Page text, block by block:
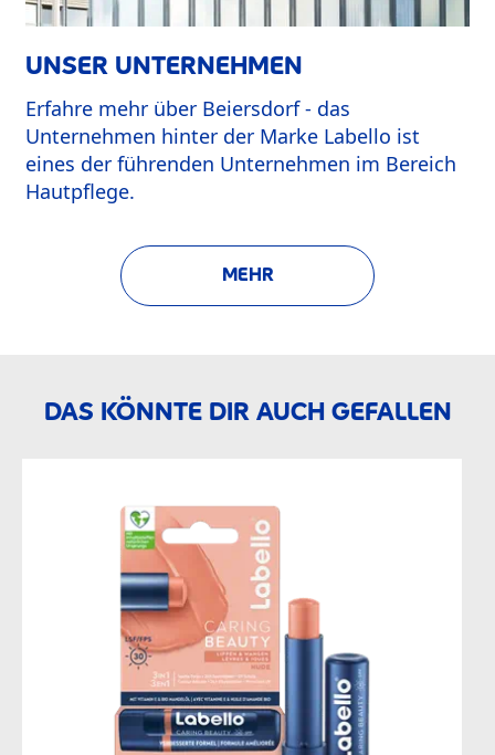
UNSER UNTERNEHMEN
Erfahre mehr über Beiersdorf - das
Unternehmen hinter der Marke Labello ist
eines der führenden Unternehmen im Bereich
Hautpflege.
MEHR
DAS KÖNNTE DIR AUCH GEFALLEN